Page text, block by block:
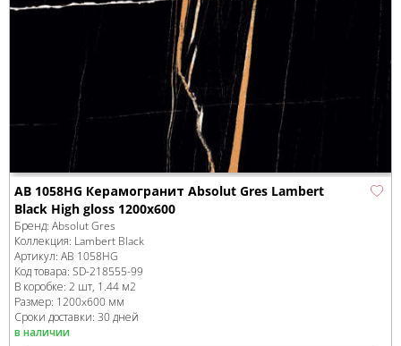
AB 1058HG Керамогранит Absolut Gres Lambert
Black High gloss 1200x600
Бренд: Absolut Gres
Коллекция: Lambert Black
Артикул: AB 1058HG
Код товара: SD-218555-99
В коробке: 2 шт, 1.44 м2
Размер: 1200x600 мм
Сроки доставки: 30 дней
в наличии